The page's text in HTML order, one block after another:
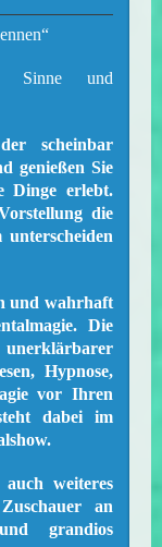
Sinne und
scheinbar
genießen Sie
Dinge erlebt.
die
und wahrhaft
Die
Hypnose,
vor Ihren
dabei im
weiteres
an
grandios